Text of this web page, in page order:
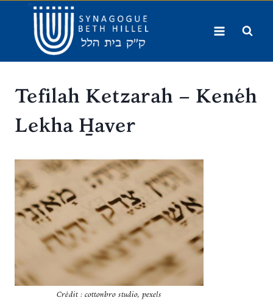
contenu
Tefilah Ketzarah – Kenéh
Lekha H̱aver
Crédit : cottonbro studio, pexels